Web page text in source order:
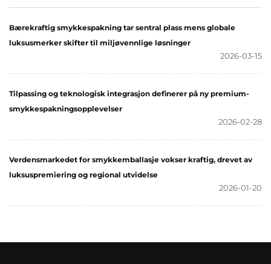
med logo
Bærekraftig smykkespakning tar sentral plass mens globale
luksusmerker skifter til miljøvennlige løsninger
2026-03-15
Tilpassing og teknologisk integrasjon definerer på ny premium-
smykkespakningsopplevelser
2026-02-28
Verdensmarkedet for smykkemballasje vokser kraftig, drevet av
luksuspremiering og regional utvidelse
2026-01-20